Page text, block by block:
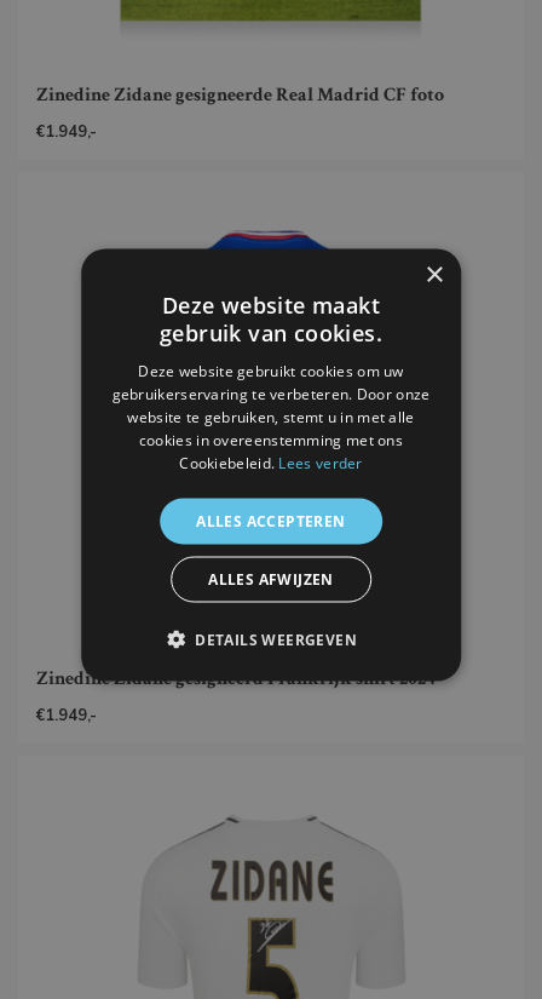
Zinedine Zidane gesigneerde Real Madrid CF foto
€1.949,-
Zinedine Zidane gesigneerd Frankrijk shirt 2024
€1.949,-
×
Deze website maakt
gebruik van cookies.
Deze website gebruikt cookies om uw
gebruikerservaring te verbeteren. Door onze
website te gebruiken, stemt u in met alle
cookies in overeenstemming met ons
Cookiebeleid. Lees verder
ALLES ACCEPTEREN
ALLES AFWIJZEN
DETAILS WEERGEVEN